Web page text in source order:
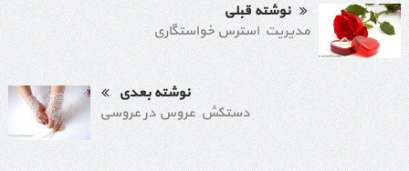
نوشته قبلی
مدیریت استرس خواستگاری
نوشته بعدی
دستکش عروس در عروسی